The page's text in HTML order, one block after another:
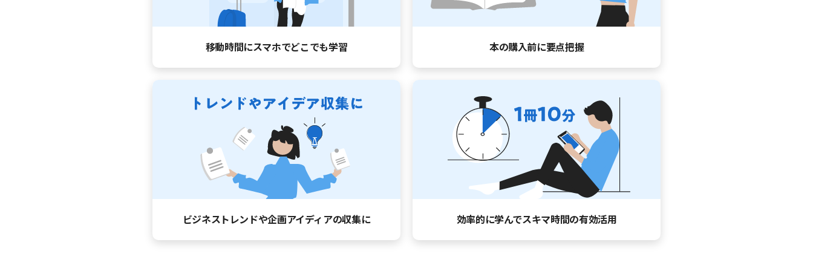
移動時間にスマホでどこでも学習 本の購入前に要点把握
ビジネストレンドや企画アイディアの収集に 効率的に学んでスキマ時間の有効活用